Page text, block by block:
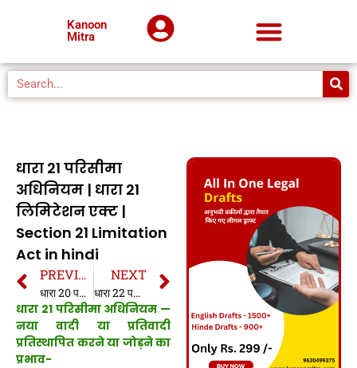
Kanoon
Mitra
धारा 21 परिसीमा
अधिनियम | धारा 21
लिमिटेशन एक्ट |
Section 21 Limitation
Act in hindi
PREVIOUS
धारा 20 परिसीमा अधिनियम | धारा 20 लिमिटेशन एक्ट | Section 20 Limitation Act in hindi
NEXT
धारा 22 परिसीमा अधिनियम | धारा 22 लिमिटेशन एक्ट | Section 22 Limitation Act in hindi
धारा 21 परिसीमा अधिनियम —
नया वादी या प्रतिवादी
प्रतिस्थापित करने या जोड़ने का
प्रभाव-